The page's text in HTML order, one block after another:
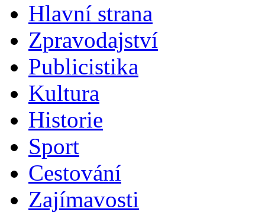
Hlavní strana
Zpravodajství
Publicistika
Kultura
Historie
Sport
Cestování
Zajímavosti